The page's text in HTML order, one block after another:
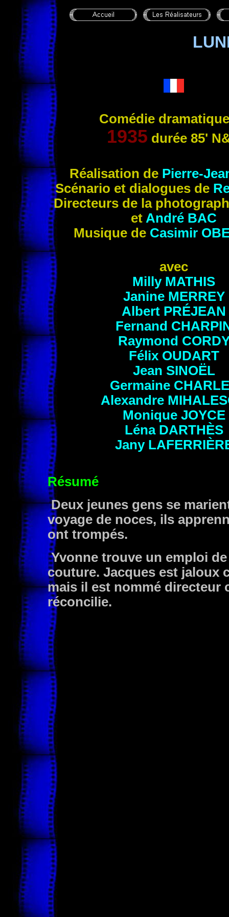
Comédie
1935 durée 85'
Réalisation de Pierre-
Scénario et dialogues de
Directeurs de la photogra
et André BAC
Musique de Casimir
avec
Milly MATHIS
Janine MERREY
Albert PRÉJEAN
Fernand
Raymond
Félix OUDART
Jean SINOËL
Germaine
Alexandre
Monique JOYCE
Léna DARTHÈS
Jany
Résumé
Deux jeunes gens se
voyage de noces, ils
ont trompés.
Yvonne trouve un emploi
couture. Jacques est jaloux
mais il est nommé directeur
réconcilie.